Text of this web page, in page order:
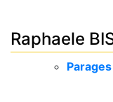
Raphaele
Parages